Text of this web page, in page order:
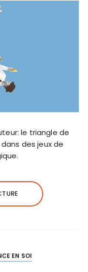
le triangle de
des jeux de
EN SOI